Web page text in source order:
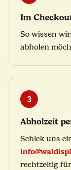
Im
So wissen
abholen
3
Abholzeit
Schick uns
rechtzeitig